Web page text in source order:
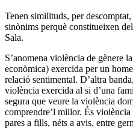
Tenen similituds, per
sinònims perquè constitueixen
Sala.
S’anomena violència de gènere
econòmica) exercida per un
relació sentimental. D’altra
violència exercida al si d’una
segura que veure la violència
comprendre’l millor. És
pares a fills, néts a avis, entre